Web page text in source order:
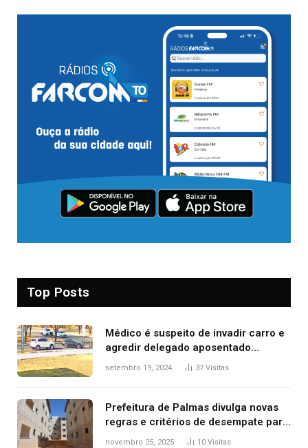
Top Posts
Médico é suspeito de invadir carro e
agredir delegado aposentado
durante confusão no trânsito
setembro 19, 2024 37 Visitas
Prefeitura de Palmas divulga novas
regras e critérios de desempate para
seleção de famílias no Minha Casa,
novembro 25, 2025 10 Visitas